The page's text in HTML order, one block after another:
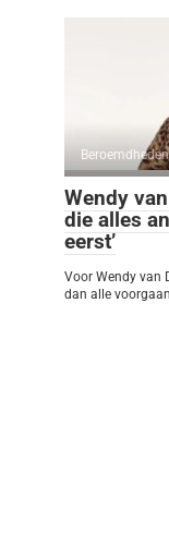
Beroemdheden
Wendy
die alles
eerst’
Voor Wendy van
dan alle